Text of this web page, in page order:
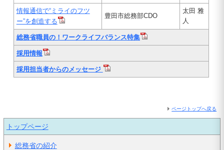
情報通信で“ミライのフツ
ー”を創造する
豊田市総務部CDO
太田 雅
人
総務省職員の！ワークライフバランス特集
採用情報
採用担当者からのメッセージ
ページトップへ戻る
トップページ
総務省の紹介